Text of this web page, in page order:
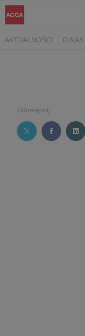
AKTUALNOŚCI O NAS
Udostępnij